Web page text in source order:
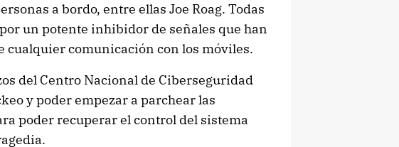
a bordo, entre ellas Joe Roag. Todas
un potente inhibidor de señales que han
cualquier comunicación con los móviles.
del Centro Nacional de Ciberseguridad
y poder empezar a parchear las
poder recuperar el control del sistema